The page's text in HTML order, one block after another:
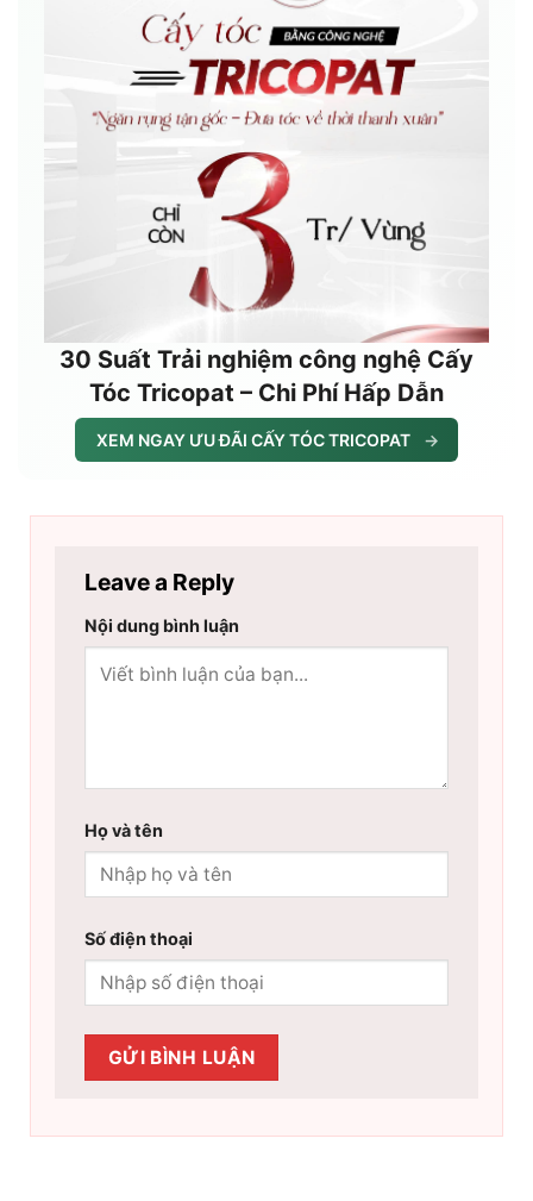
30 Suất Trải nghiệm công nghệ Cấy
Tóc Tricopat – Chi Phí Hấp Dẫn
XEM NGAY ƯU ĐÃI CẤY TÓC TRICOPAT →
Leave a Reply
Nội dung bình luận
Họ và tên
Số điện thoại